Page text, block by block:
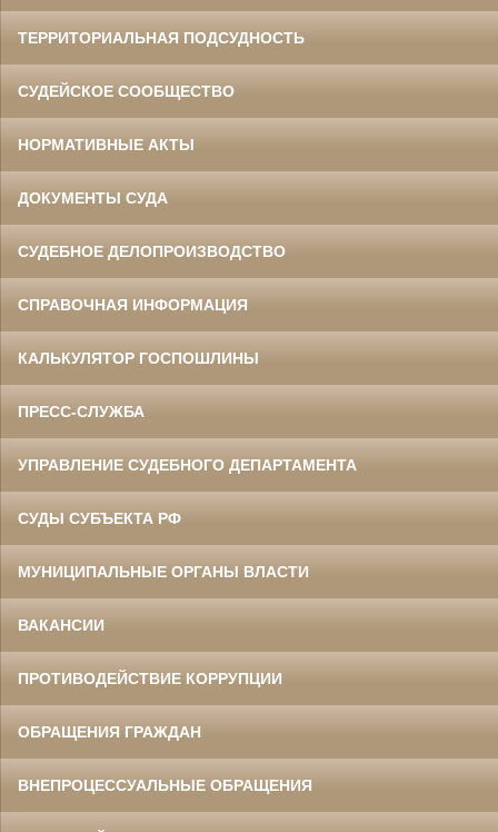
ТЕРРИТОРИАЛЬНАЯ ПОДСУДНОСТЬ
СУДЕЙСКОЕ СООБЩЕСТВО
НОРМАТИВНЫЕ АКТЫ
ДОКУМЕНТЫ СУДА
СУДЕБНОЕ ДЕЛОПРОИЗВОДСТВО
СПРАВОЧНАЯ ИНФОРМАЦИЯ
КАЛЬКУЛЯТОР ГОСПОШЛИНЫ
ПРЕСС-СЛУЖБА
УПРАВЛЕНИЕ СУДЕБНОГО ДЕПАРТАМЕНТА
СУДЫ СУБЪЕКТА РФ
МУНИЦИПАЛЬНЫЕ ОРГАНЫ ВЛАСТИ
ВАКАНСИИ
ПРОТИВОДЕЙСТВИЕ КОРРУПЦИИ
ОБРАЩЕНИЯ ГРАЖДАН
ВНЕПРОЦЕССУАЛЬНЫЕ ОБРАЩЕНИЯ